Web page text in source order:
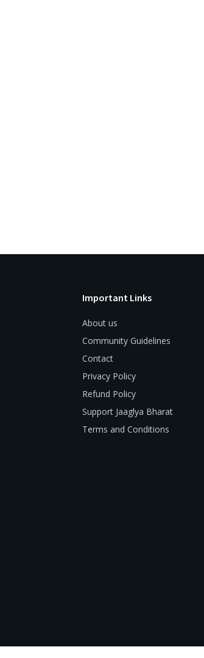
Important Links
About us
Community Guidelines
Contact
Privacy Policy
Refund Policy
Support Jaaglya Bharat
Terms and Conditions